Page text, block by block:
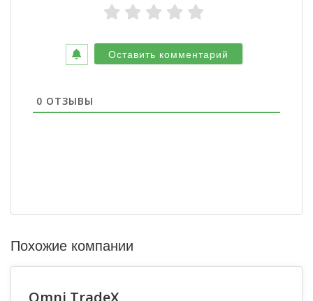
0 ОТЗЫВЫ
Похожие компании